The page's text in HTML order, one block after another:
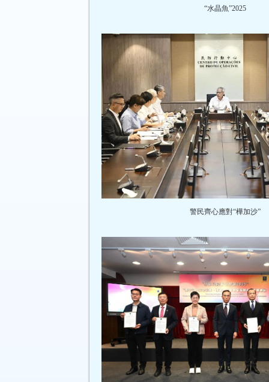
“水晶魚”2025
警民齊心應對“樺加沙”